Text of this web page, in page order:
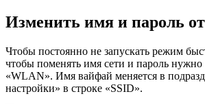
Изменить имя и пароль
Чтобы постоянно не запускать режим
чтобы поменять имя сети и пароль нужно
«WLAN». Имя вайфай меняется в
настройки» в строке «SSID».